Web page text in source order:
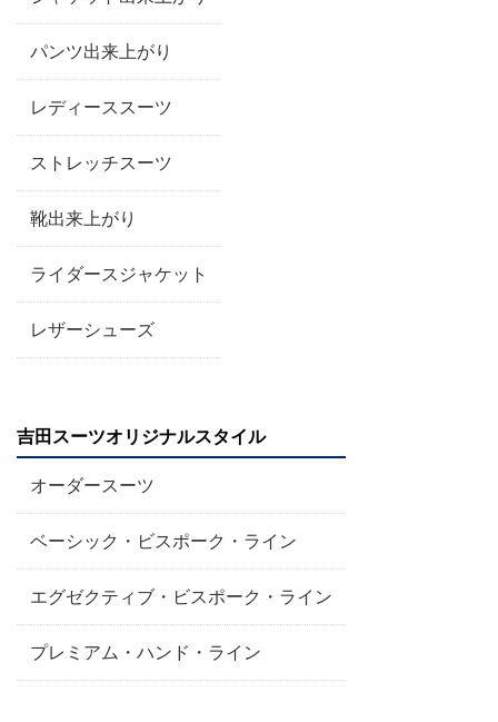
パンツ出来上がり
レディーススーツ
ストレッチスーツ
靴出来上がり
ライダースジャケット
レザーシューズ
吉田スーツオリジナルスタイル
オーダースーツ
ベーシック・ビスポーク・ライン
エグゼクティブ・ビスポーク・ライン
プレミアム・ハンド・ライン